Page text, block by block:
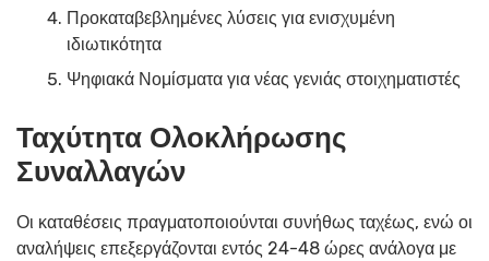
Προκαταβεβλημένες λύσεις για ενισχυμένη
ιδιωτικότητα
Ψηφιακά Νομίσματα για νέας γενιάς στοιχηματιστές
Ταχύτητα Ολοκλήρωσης
Συναλλαγών
Οι καταθέσεις πραγματοποιούνται συνήθως ταχέως, ενώ οι
αναλήψεις επεξεργάζονται εντός 24-48 ώρες ανάλογα με